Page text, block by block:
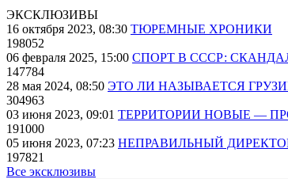
ЭКСКЛЮЗИВЫ
16 октября 2023, 08:30 ТЮРЕМНЫЕ ХРОНИКИ
198052
06 февраля 2025, 15:00 СПОРТ В СССР:
147784
28 мая 2024, 08:50 ЭТО ЛИ НАЗЫВАЕТСЯ
304963
03 июня 2023, 09:01 ТЕРРИТОРИИ НОВЫЕ —
191000
05 июня 2023, 07:23 НЕПРАВИЛЬНЫЙ
197821
Все эксклюзивы